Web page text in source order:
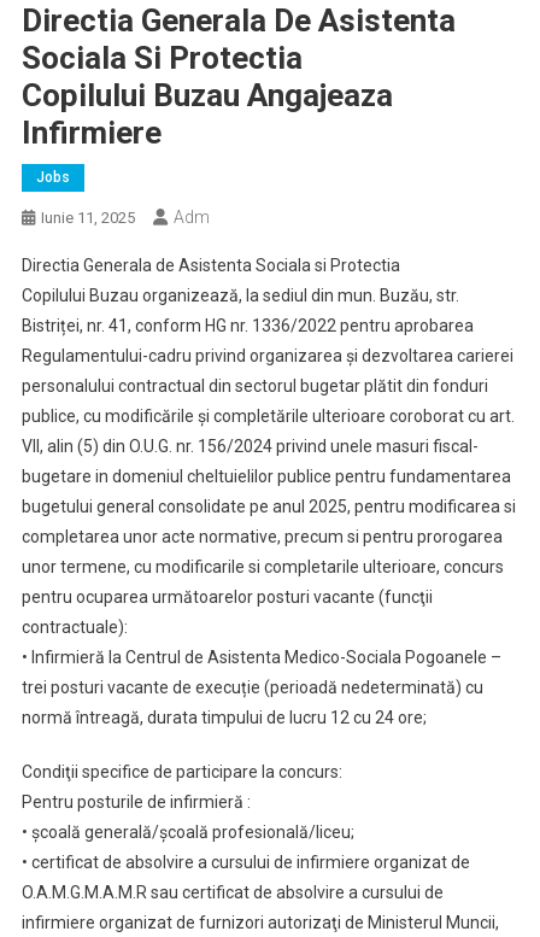
Directia Generala De Asistenta
Sociala Si Protectia
Copilului Buzau Angajeaza
Infirmiere
Jobs
Iunie 11, 2025 Adm
Directia Generala de Asistenta Sociala si Protectia
Copilului Buzau organizează, la sediul din mun. Buzău, str.
Bistriței, nr. 41, conform HG nr. 1336/2022 pentru aprobarea
Regulamentului-cadru privind organizarea şi dezvoltarea carierei
personalului contractual din sectorul bugetar plătit din fonduri
publice, cu modificările și completările ulterioare coroborat cu art.
VII, alin (5) din O.U.G. nr. 156/2024 privind unele masuri fiscal-
bugetare in domeniul cheltuielilor publice pentru fundamentarea
bugetului general consolidate pe anul 2025, pentru modificarea si
completarea unor acte normative, precum si pentru prorogarea
unor termene, cu modificarile si completarile ulterioare, concurs
pentru ocuparea următoarelor posturi vacante (funcţii
contractuale):
• Infirmieră la Centrul de Asistenta Medico-Sociala Pogoanele –
trei posturi vacante de execuție (perioadă nedeterminată) cu
normă întreagă, durata timpului de lucru 12 cu 24 ore;
Condiţii specifice de participare la concurs:
Pentru posturile de infirmieră :
• școală generală/școală profesională/liceu;
• certificat de absolvire a cursului de infirmiere organizat de
O.A.M.G.M.A.M.R sau certificat de absolvire a cursului de
infirmiere organizat de furnizori autorizaţi de Ministerul Muncii,